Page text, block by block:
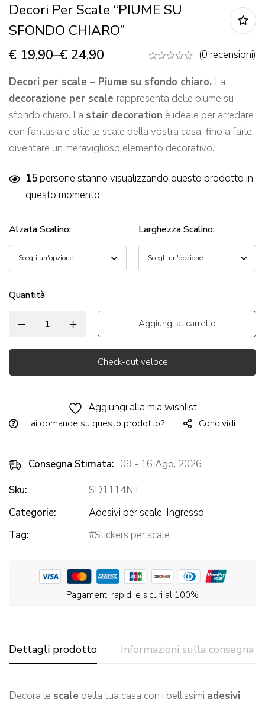
Decori Per Scale “PIUME SU
SFONDO CHIARO”
€ 19,90–€ 24,90
(0 recensioni)
Decori per scale – Piume su sfondo chiaro. La
decorazione per scale rappresenta delle piume su
sfondo chiaro. La stair decoration è ideale per arredare
con fantasia e stile le scale della vostra casa, fino a farle
diventare un meraviglioso elemento decorativo.
15persone stanno visualizzando questo prodotto in
questo momento
Alzata Scalino: Larghezza Scalino:
Quantità
Aggiungi al carrello
Check-out veloce
Aggiungi alla mia wishlist
Hai domande su questo prodotto? Condividi
Consegna Stimata: 09 - 16 Ago, 2026
Sku:
SD1114NT
Categorie:
Adesivi per scale, Ingresso
Tag:
Stickers per scale
Pagamenti rapidi e sicuri al 100%
Dettagli prodotto Informazioni sulla consegna
Decora le scale della tua casa con i bellissimi adesivi